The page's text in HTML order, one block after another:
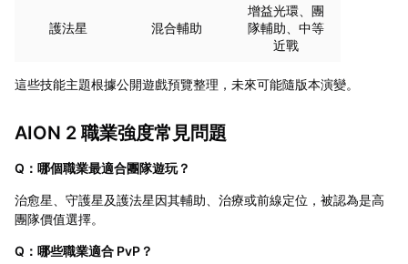
護法星 混合輔助
增益光環、團
隊輔助、中等
近戰
這些技能主題根據公開遊戲預覽整理，未來可能隨版本演變。
AION 2 職業強度常見問題
Q：哪個職業最適合團隊遊玩？
治愈星、守護星及護法星因其輔助、治療或前線定位，被認為是高
團隊價值選擇。
Q：哪些職業適合 PvP？